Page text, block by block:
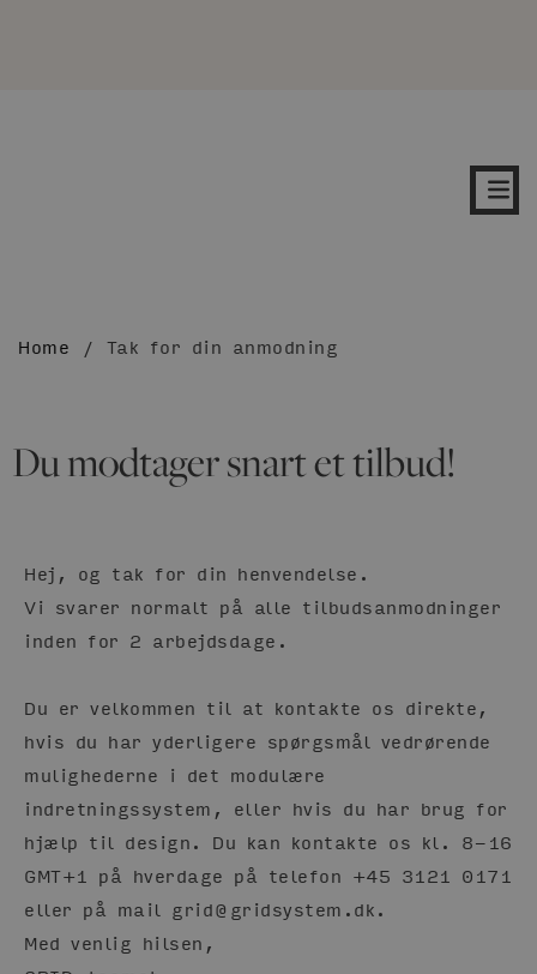
Home / Tak for din anmodning
Du modtager snart et tilbud!
Hej, og tak for din henvendelse.
Vi svarer normalt på alle tilbudsanmodninger
inden for 2 arbejdsdage.
Du er velkommen til at kontakte os direkte,
hvis du har yderligere spørgsmål vedrørende
mulighederne i det modulære
indretningssystem, eller hvis du har brug for
hjælp til design. Du kan kontakte os kl. 8-16
GMT+1 på hverdage på telefon +45 3121 0171
eller på mail grid@gridsystem.dk.
Med venlig hilsen,